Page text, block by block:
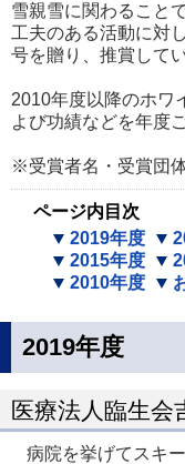
雪親雪に関わること
工夫のある活動に対
号を贈り、推賞して
2010年度以降のホワ
よび功績などを年度
※受賞者名・受賞団
ページ内目次
2019年度
2015年度
2010年度
2019年度
医療法人臨生会
病院を挙げてスキ